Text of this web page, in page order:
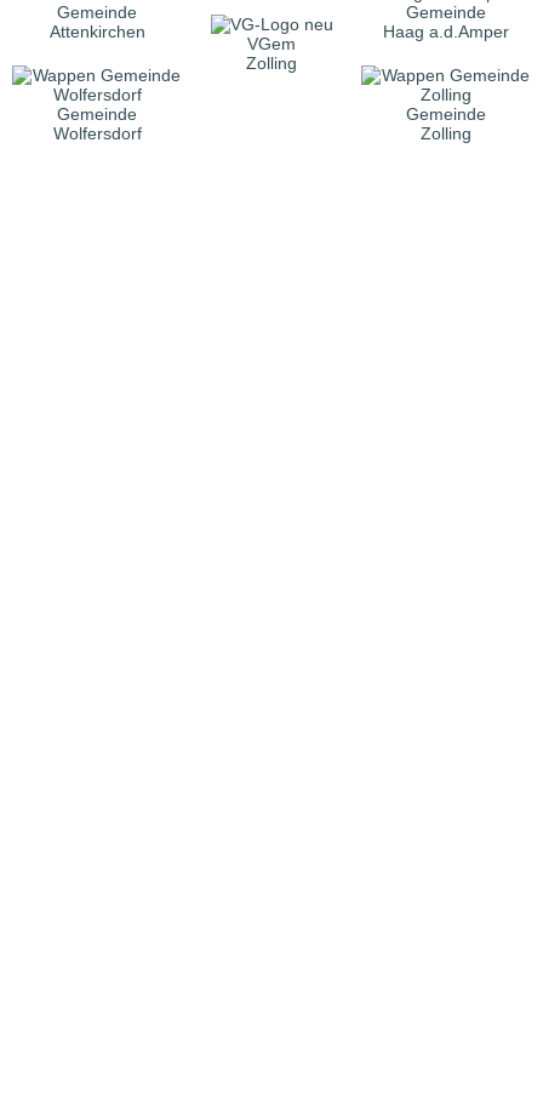
Gemeinde
Attenkirchen
VGem
Zolling
Gemeinde
Haag a.d.Amper
Gemeinde
Wolfersdorf
Gemeinde
Zolling